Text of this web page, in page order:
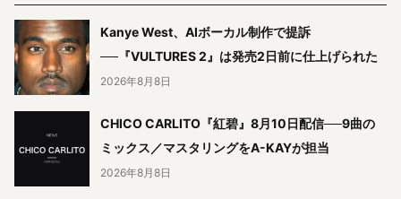
Kanye West、AIボーカル制作で提訴
──『VULTURES 2』は発売2日前に仕上げられた
2026年8月8日
CHICO CARLITO『紅碧』8月10日配信──9曲の
ミックス／マスタリングをA-KAYが担当
2026年8月8日